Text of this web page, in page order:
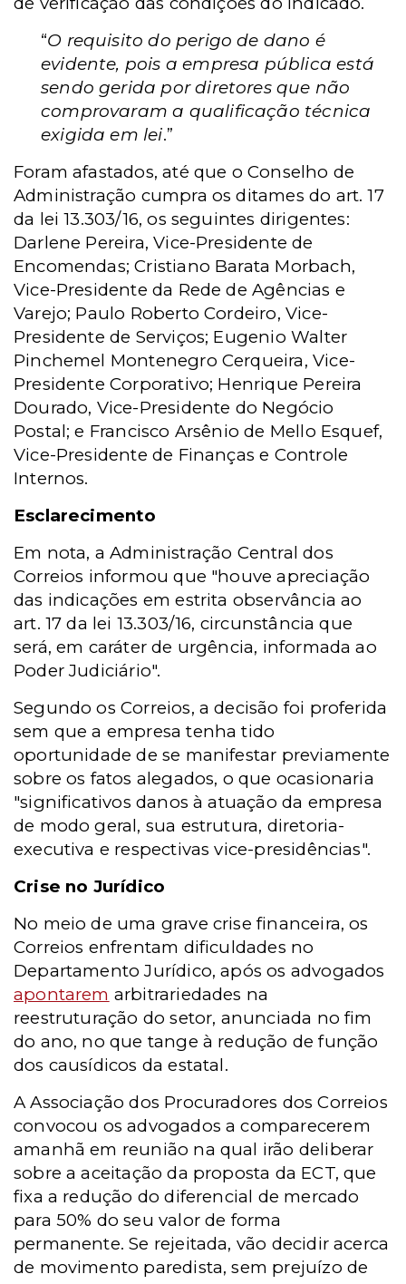
“O requisito do perigo de dano é
evidente, pois a empresa pública está
sendo gerida por diretores que não
comprovaram a qualificação técnica
exigida em lei.”
Foram afastados, até que o Conselho de
Administração cumpra os ditames do art. 17
da lei 13.303/16, os seguintes dirigentes:
Darlene Pereira, Vice-Presidente de
Encomendas; Cristiano Barata Morbach,
Vice-Presidente da Rede de Agências e
Varejo; Paulo Roberto Cordeiro, Vice-
Presidente de Serviços; Eugenio Walter
Pinchemel Montenegro Cerqueira, Vice-
Presidente Corporativo; Henrique Pereira
Dourado, Vice-Presidente do Negócio
Postal; e Francisco Arsênio de Mello Esquef,
Vice-Presidente de Finanças e Controle
Internos.
Esclarecimento
Em nota, a Administração Central dos
Correios informou que "houve apreciação
das indicações em estrita observância ao
art. 17 da lei 13.303/16, circunstância que
será, em caráter de urgência, informada ao
Poder Judiciário".
Segundo os Correios, a decisão foi proferida
sem que a empresa tenha tido
oportunidade de se manifestar previamente
sobre os fatos alegados, o que ocasionaria
"significativos danos à atuação da empresa
de modo geral, sua estrutura, diretoria-
executiva e respectivas vice-presidências".
Crise no Jurídico
No meio de uma grave crise financeira, os
Correios enfrentam dificuldades no
Departamento Jurídico, após os advogados
apontarem arbitrariedades na
reestruturação do setor, anunciada no fim
do ano, no que tange à redução de função
dos causídicos da estatal.
A Associação dos Procuradores dos Correios
convocou os advogados a comparecerem
amanhã em reunião na qual irão deliberar
sobre a aceitação da proposta da ECT, que
fixa a redução do diferencial de mercado
para 50% do seu valor de forma
permanente. Se rejeitada, vão decidir acerca
de movimento paredista, sem prejuízo de